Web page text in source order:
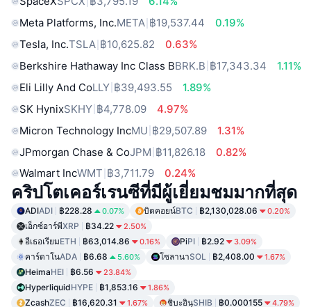
Meta Platforms, Inc.META ฿19,537.44
0.19%
Tesla, Inc.TSLA ฿10,625.82
0.63%
Berkshire Hathaway Inc Class BBRK.B ฿17,343.34
1.11%
Eli Lilly And CoLLY ฿39,493.55
1.89%
SK HynixSKHY ฿4,778.09
4.97%
Micron Technology IncMU ฿29,507.89
1.31%
JPmorgan Chase & CoJPM ฿11,826.18
0.82%
Walmart IncWMT ฿3,711.79 0.24%
คริปโตเคอร์เรนซีที่มีผู้เยี่ยมชมมากที่สุด
ADIADI ฿228.28 0.07% บิตคอยน์BTC ฿2,130,028.06 0.20%
เอ็กซ์อาร์พีXRP ฿34.22 2.50%
อีเธอเรียมETH ฿63,014.86 0.16% PiPI ฿2.92 3.09%
คาร์ดาโนADA ฿6.68 5.60% โซลานาSOL ฿2,408.00 1.67%
HeimaHEI ฿6.56 23.84%
HyperliquidHYPE ฿1,853.16 1.86%
ZcashZEC ฿16,620.31 1.67% ชิบะอินุSHIB ฿0.000155 4.79%